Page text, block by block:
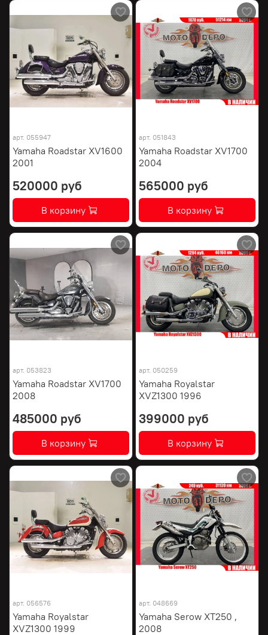
арт. 055947
Yamaha Roadstar XV1600
2001
520000 руб
В корзину
арт. 051843
Yamaha Roadstar XV1700
2004
565000 руб
В корзину
арт. 053823
Yamaha Roadstar XV1700
2008
485000 руб
В корзину
арт. 050259
Yamaha Royalstar
XVZ1300 1996
399000 руб
В корзину
арт. 056576
Yamaha Royalstar
XVZ1300 1999
арт. 048669
Yamaha Serow XT250 ,
2008